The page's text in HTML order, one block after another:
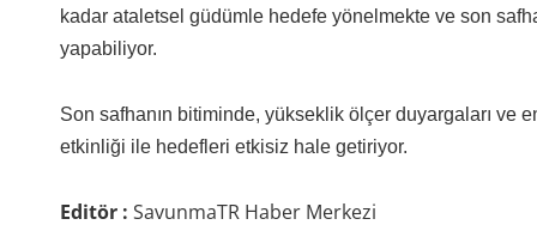
kadar ataletsel güdümle hedefe yönelmekte ve son
yapabiliyor.
Son safhanın bitiminde, yükseklik ölçer duyargaları
etkinliği ile hedefleri etkisiz hale getiriyor.
Editör : SavunmaTR Haber Merkezi